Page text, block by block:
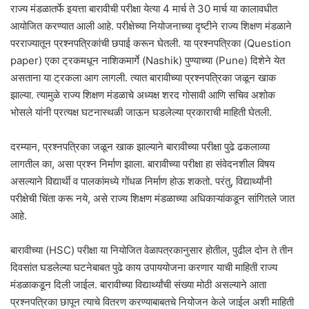
राज्य मंडळातर्फे इयत्ता बारावीची परीक्षा येत्या 4 मार्च ते 30 मार्च या कालावधीत
आयोजित करण्यात आली आहे. परीक्षेच्या नियोजनाच्या दृष्टीने राज्य शिक्षण मंडळाने
परराज्यातून प्रश्नपत्रिकांची छपाई करून घेतली. या प्रश्नपत्रिका (Question
paper) एका ट्रकमधून नाशिकमार्गे (Nashik) पुण्याच्या (Pune) दिशेने येत
असताना या ट्रकला आग लागली. त्यात बारावीच्या प्रश्नपत्रिका जळून खाक
झाल्या. त्यामुळे राज्य शिक्षण मंडळाचे अध्यक्ष शरद गोसावी आणि सचिव अशोक
भोसले यांनी प्रत्यक्ष घटनास्थळी जाऊन घडलेल्या प्रकाराची माहिती घेतली.
दरम्यान, प्रश्नपत्रिका जळून खाक झाल्याने बारावीच्या परीक्षा पुढे ढकलाव्या
लागतील का, असा प्रश्न निर्माण झाला. बारावीच्या परीक्षा हा संवेदनशील विषय
असल्याने विद्यार्थी व पालकांमध्ये गोंधळ निर्माण होऊ शकतो. परंतु, विद्यार्थ्यांनी
परीक्षेची चिंता करू नये, असे राज्य शिक्षण मंडळाच्या अधिकाऱ्यांकडून सांगितले जात
आहे.
बारावीच्या (HSC) परीक्षा या नियोजित वेळापत्रकानुसार होतील, पुढील दोन ते तीन
दिवसांत घडलेल्या घटनेबाबत पुढे काय उपाययोजना करणार याची माहिती राज्य
मंडळाकडून दिली जाईल. बारावीच्या विद्यार्थ्यांची संख्या मोठी असल्याने आता
प्रश्नपत्रिका छापून त्याचे वितरण करण्याबाबतचे नियोजन केले जाईल अशी माहिती